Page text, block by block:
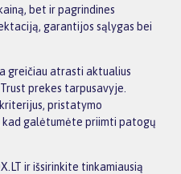
bet ir pagrindines
garantijos sąlygas bei
greičiau atrasti aktualius
prekes tarpusavyje.
pristatymo
kad galėtumėte priimti patogų
ir išsirinkite tinkamiausią